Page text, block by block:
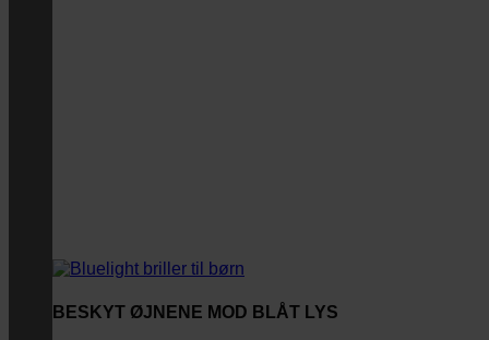
BESKYT ØJNENE MOD BLÅT LYS